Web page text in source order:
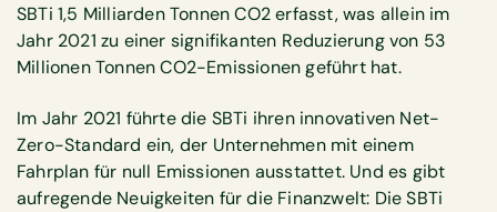
SBTi 1,5 Milliarden Tonnen CO2 erfasst, was allein im
Jahr 2021 zu einer signifikanten Reduzierung von 53
Millionen Tonnen CO2-Emissionen geführt hat.
Im Jahr 2021 führte die SBTi ihren innovativen Net-
Zero-Standard ein, der Unternehmen mit einem
Fahrplan für null Emissionen ausstattet. Und es gibt
aufregende Neuigkeiten für die Finanzwelt: Die SBTi